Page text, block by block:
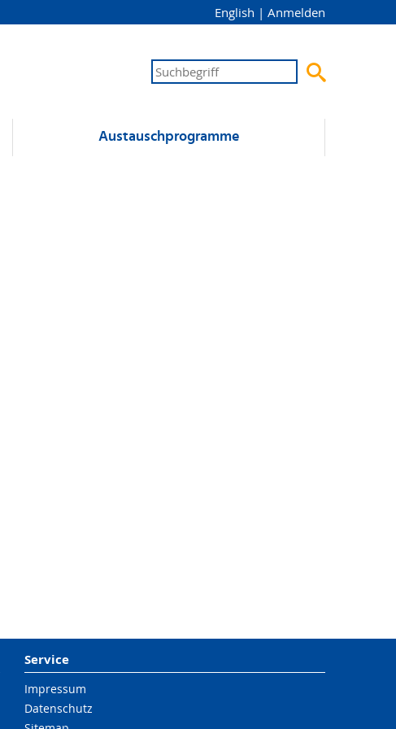
English | Anmelden

Austausch­programme
Service
Impressum
Datenschutz